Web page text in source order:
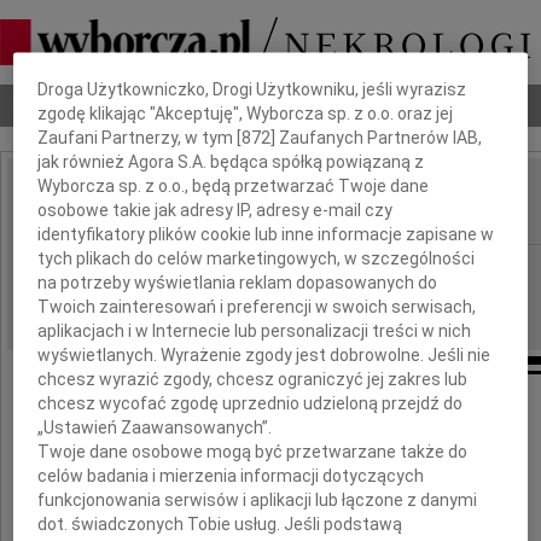
Nekrologi Odeszli Poradnik pogrzebowy
IMIĘ I NAZWISKO: Lech Święcicki
REGION: Warszawa
DATA EMISJI: 03.03.2010
W dniu 24 lutego 2010 r. odszedł nagle
płk dr n. med.
Dbamy o Twoją prywatność
Droga Użytkowniczko, Drogi Użytkowniku, jeśli wyrazisz
zgodę klikając "Akceptuję", Wyborcza sp. z o.o. oraz jej
Zaufani Partnerzy, w tym [872 ] Zaufanych Partnerów IAB,
jak również Agora S.A. będąca spółką powiązaną z
Wyborcza sp. z o.o., będą przetwarzać Twoje dane
osobowe takie jak adresy IP, adresy e-mail czy
identyfikatory plików cookie lub inne informacje zapisane w
tych plikach do celów marketingowych, w szczególności
na potrzeby wyświetlania reklam dopasowanych do
Twoich zainteresowań i preferencji w swoich serwisach,
aplikacjach i w Internecie lub personalizacji treści w nich
wyświetlanych. Wyrażenie zgody jest dobrowolne. Jeśli nie
chcesz wyrazić zgody, chcesz ograniczyć jej zakres lub
chcesz wycofać zgodę uprzednio udzieloną przejdź do
„Ustawień Zaawansowanych”.
Twoje dane osobowe mogą być przetwarzane także do
celów badania i mierzenia informacji dotyczących
funkcjonowania serwisów i aplikacji lub łączone z danymi
dot. świadczonych Tobie usług. Jeśli podstawą